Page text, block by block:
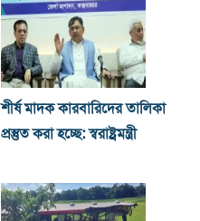
শীর্ষ মাদক কারবারিদের তালিকা
প্রস্তুত করা হচ্ছে: স্বরাষ্ট্রমন্ত্রী